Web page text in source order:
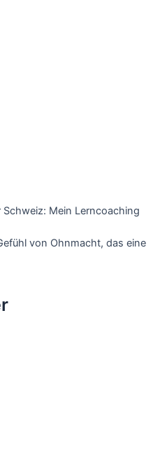
Mein Lerncoaching
von Ohnmacht, das eine